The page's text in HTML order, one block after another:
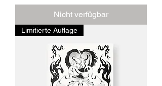
Nicht verfügbar
Limitierte Auflage